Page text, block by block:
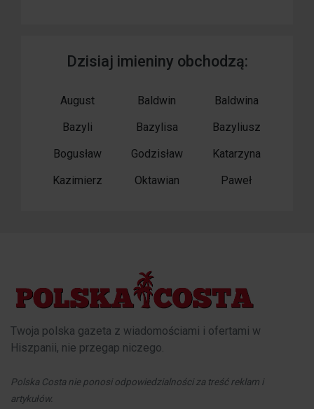
Dzisiaj imieniny obchodzą:
August Baldwin
Baldwina
Bazyli
Bazylisa
Bazyliusz
Bogusław
Godzisław
Katarzyna
Kazimierz
Oktawian Paweł
Twoja polska gazeta z wiadomościami i ofertami w
Hiszpanii, nie przegap niczego.
Polska Costa nie ponosi odpowiedzialności za treść reklam i
artykułów.